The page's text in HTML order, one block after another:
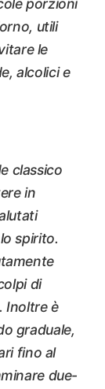
porzioni
utili
le
alcolici e
classico
in
spirito.
di
Inoltre è
graduale,
fino al
due-